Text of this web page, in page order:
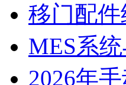
移门配
MES系
2026年